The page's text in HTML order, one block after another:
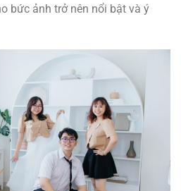
bức ảnh trở nên nổi bật và ý